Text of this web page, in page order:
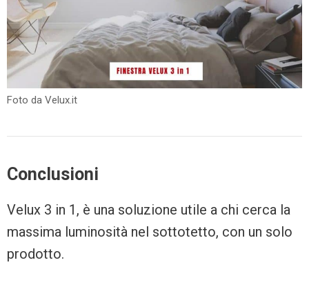
Foto da Velux.it
Conclusioni
Velux 3 in 1, è una soluzione utile a chi cerca la
massima luminosità nel sottotetto, con un solo
prodotto.